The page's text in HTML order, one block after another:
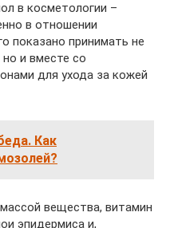
в косметологии –
в отношении
показано принимать не
и вместе со
для ухода за кожей
Как
вещества, витамин
эпидермиса и,